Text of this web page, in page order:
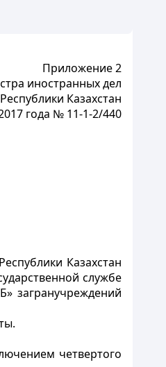
Приложение 2
иностранных дел
Республики Казахстан
года № 11-1-2/440
Казахстан
службе
загранучреждений
четвертого